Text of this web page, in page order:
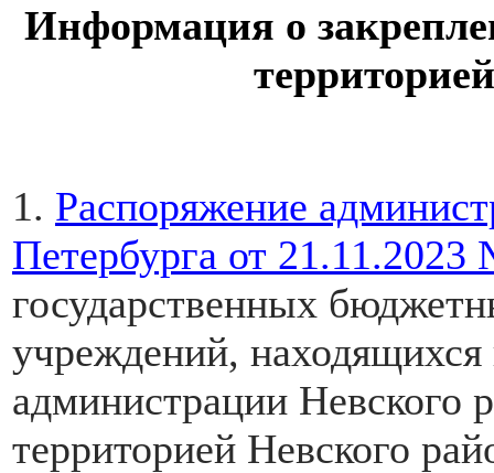
Информация о
1. Распоряжение
Петербурга от 21.11.2023
государственных
учреждений, находящихся
администрации Невского
территорией Невского